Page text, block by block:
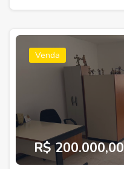
Venda
R$ 200.000,00